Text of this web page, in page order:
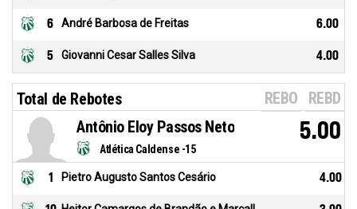
6 André Barbosa de Freitas 6.00
5 Giovanni Cesar Salles Silva 4.00
Total de Rebotes REBO REBD
Atlética Caldense -15
Antônio Eloy Passos Neto 5.00
1 Pietro Augusto Santos Cesário 4.00